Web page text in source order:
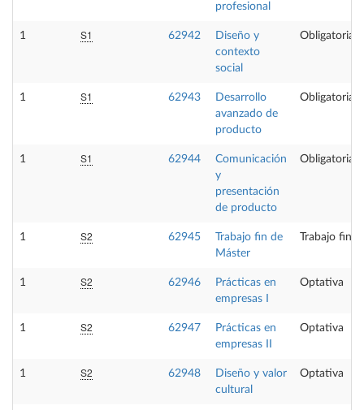
profesional
1 S1 62942
Diseño y
contexto
social
Obligatoria
1 S1 62943
Desarrollo
avanzado de
producto
Obligatoria
1 S1 62944
Comunicación
y
presentación
de producto
Obligatoria
1 S2 62945
Trabajo fin de
Máster
Trabajo fin
1 S2 62946
Prácticas en
empresas I
Optativa
1 S2 62947
Prácticas en
empresas II
Optativa
1 S2 62948
Diseño y valor
cultural
Optativa